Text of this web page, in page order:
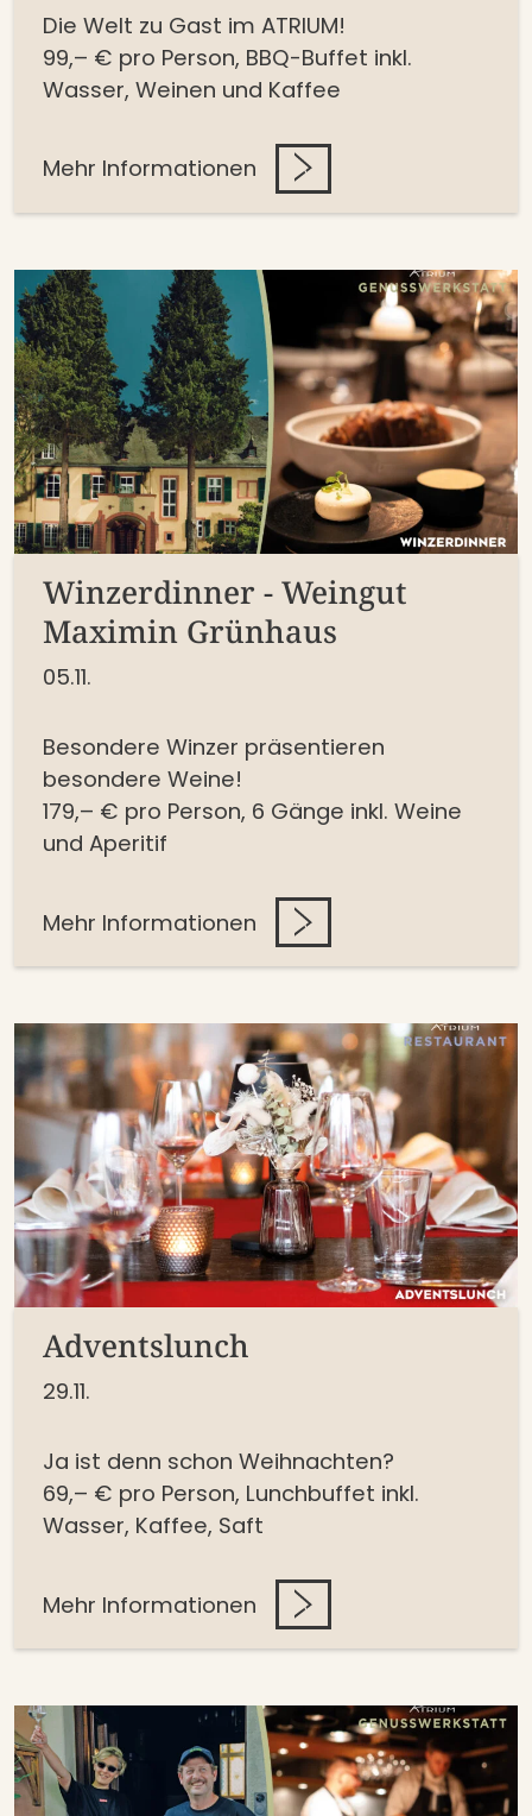
Die Welt zu Gast im ATRIUM!
99,– € pro Person, BBQ-Buffet inkl.
Wasser, Weinen und Kaffee
Mehr Informationen
Winzerdinner - Weingut
Maximin Grünhaus
05.11.
Besondere Winzer präsentieren
besondere Weine!
179,– € pro Person, 6 Gänge inkl. Weine
und Aperitif
Mehr Informationen
Adventslunch
29.11.
Ja ist denn schon Weihnachten?
69,– € pro Person, Lunchbuffet inkl.
Wasser, Kaffee, Saft
Mehr Informationen